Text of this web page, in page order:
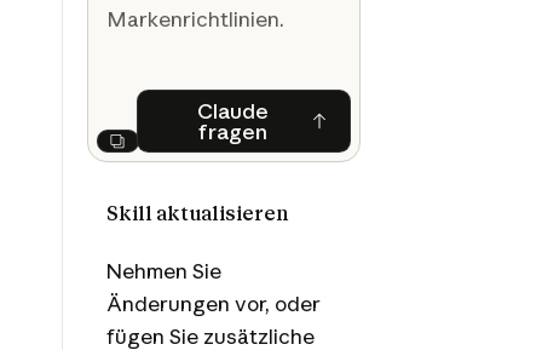
Markenrichtlinien.
Next
Claude
fragenClaude fragen
Skill aktualisieren
Nehmen Sie
Änderungen vor, oder
fügen Sie zusätzliche